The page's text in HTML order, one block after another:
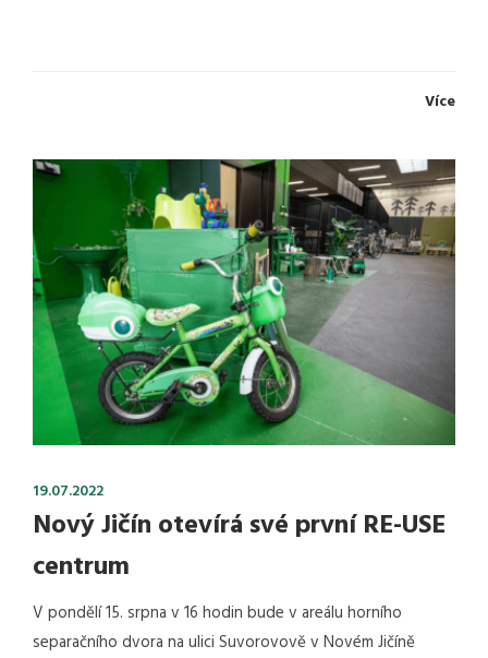
Více
19.07.2022
Nový Jičín otevírá své první RE-USE
centrum
V pondělí 15. srpna v 16 hodin bude v areálu horního
separačního dvora na ulici Suvorovově v Novém Jičíně